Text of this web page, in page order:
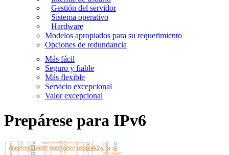
Gestión del servidor
Sistema operativo
Hardware
Modelos apropiados para su requerimiento
Opciones de redundancia
Más fácil
Seguro y fiable
Más flexible
Servicio excepcional
Valor excepcional
Prepárese para IPv6